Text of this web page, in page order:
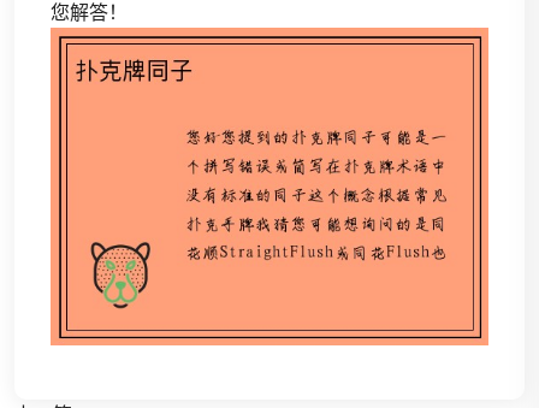
您解答！